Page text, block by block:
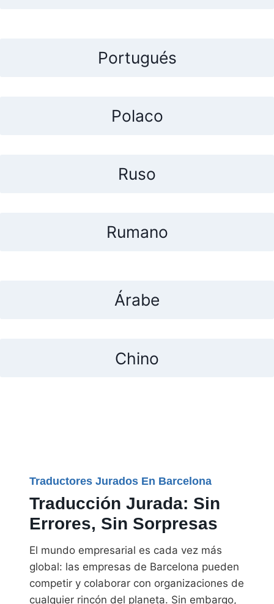
Portugués
Polaco
Ruso
Rumano
Árabe
Chino
Traductores Jurados En Barcelona
Traducción Jurada: Sin
Errores, Sin Sorpresas
El mundo empresarial es cada vez más
global: las empresas de Barcelona pueden
competir y colaborar con organizaciones de
cualquier rincón del planeta. Sin embargo,